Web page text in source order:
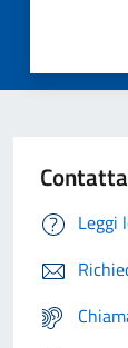
Leggi